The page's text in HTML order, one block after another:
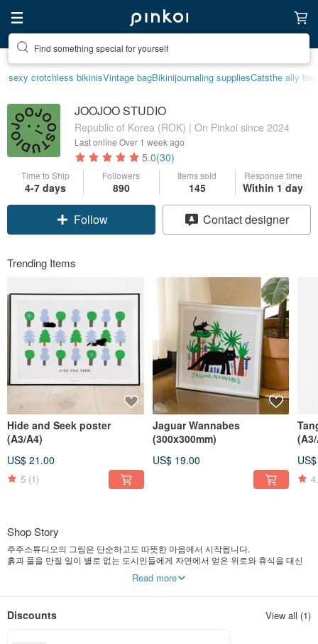
Find something special for yourself
sexy crotchless bikinisVintage bagBikinijournaling suppliesCatsthe ally
JOOJOO STUDIO
Republic of Korea (ROK) | On Pinkoi since 2024
Last online Over 1 week ago
5.0(30)
Time to Ship
4-7 days
Followers
890
Items sold
145
Response time
Within 1 day
Follow Contact designer
Trending Items
Hide and Seek poster
(A3/A4)
US$ 21.00
5 (1)
Jaguar Wannabes
(300x300mm)
US$ 19.00
Shop Story
주주스튜디오의 그림은 단순하고도 따뜻한 마음에서 시작됩니다.
흙과 풀을 만질 일이 별로 없는 도시인들에게 자연에서 얻은 위로와 휴식을 대신
작가와 함께 계절에 따라 변하는 자연의 색감을 함께 느껴보시길 바랍니다.
Read more
Discounts View all (1)